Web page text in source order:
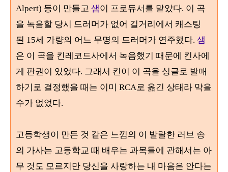
Alpert) 등이 만들고 샘이 프로듀서를 맡았다. 이 곡
을 녹음할 당시 드러머가 없어 길거리에서 캐스팅
된 15세 가량의 어느 무명의 드러머가 연주했다. 샘
은 이 곡을 킨레코드사에서 녹음했기 때문에 킨사에
게 판권이 있었다. 그래서 킨이 이 곡을 싱글로 발매
하기로 결정했을 때는 이미 RCA로 옮긴 상태라 막을
수가 없었다.
고등학생이 만든 것 같은 느낌의 이 발랄한 러브 송
의 가사는 고등학교 때 배우는 과목들에 관해서는 아
무 것도 모르지만 당신을 사랑하는 내 마음은 안다는